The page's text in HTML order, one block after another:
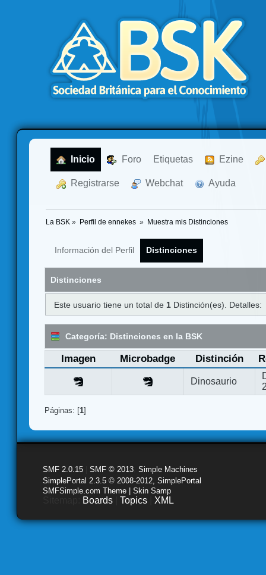
Inicio Foro Etiquetas Ezine
Registrarse Webchat Ayuda
La BSK » Perfil de ennekes » Muestra mis Distinciones
Información del Perfil Distinciones
Distinciones
Este usuario tiene un total de 1 Distinción(es). Detalles:
Categoría: Distinciones en la BSK
Imagen Microbadge Distinción
Dinosaurio
Páginas: [1]
SMF 2.0.15 SMF © 2013 Simple Machines
SimplePortal 2.3.5 © 2008-2012, SimplePortal
SMFSimple.com Theme | Skin Samp
Boards Topics XML